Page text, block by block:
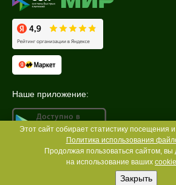
Наше приложение:
Этот сайт собирает статистику посещения
Политика использования
Продолжая пользоваться сайтом, вы
на использование ваших
Закрыть